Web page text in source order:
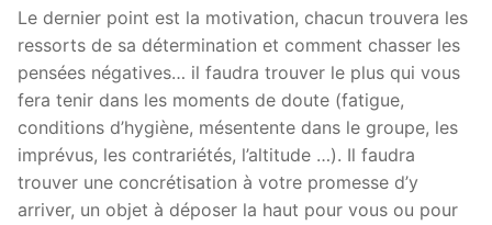
Le dernier point est la motivation, chacun trouvera les
ressorts de sa détermination et comment chasser les
pensées négatives… il faudra trouver le plus qui vous
fera tenir dans les moments de doute (fatigue,
conditions d’hygiène, mésentente dans le groupe, les
imprévus, les contrariétés, l’altitude …). Il faudra
trouver une concrétisation à votre promesse d’y
arriver, un objet à déposer la haut pour vous ou pour